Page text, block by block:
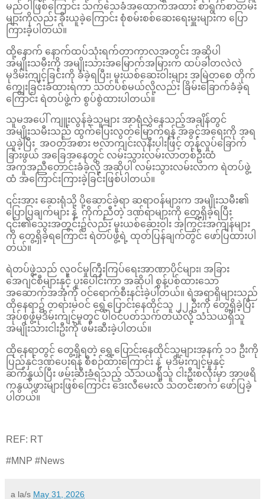
မည်ဝါဖြစ်ကြောင်း သက်သေခံအထောက်အထား စာရွက်စာတမ်း
များကိုလည်း ခိုးယူခဲ့ကြောင်း စုံစမ်းစစ်ဆေးရေးမှူးများက ပြော
ကြားခဲ့ပါတယ်။
ထို့နောက် နောက်ထပ်သုံးရက်တာကာလအတွင်း အဆိုပါ
အမျိုးသမီးကို အမျိုးသားအမြောက်အမြားက ထပ်ခါတလဲလဲ
မုဒိမ်းကျင့်ခြင်းကို ခံခဲ့ရပြီး၊ မူးယစ်ဆေးဝါးများ အမြဲတစေ တိုက်
ကျွေးခြင်းခံထားရကာ သတ်ပစ်မယ်လို့လည်း ခြိမ်းခြောက်ခံခဲ့ရ
ကြောင်း ရဲတပ်ဖွဲ့က စွပ်စွဲထားပါတယ်။
သူမအပေါ် ကျူးလွန်ခဲ့သူများ အာရုံလွှဲနေသည့်အချိန်တွင်
အမျိုးသမီးသည် ထွက်ပြေးလွတ်မြောက်ရန် အခွင့်အရေးကို အရ
ယူခဲ့ပြီး အဝတ်အစား ဗလာကျင်းလုနီးပါးဖြင့် တုန်လှုပ်ခြောက်
ခြားဖွယ် အခြေအနေတွင် လမ်းသွားလမ်းလာတစ်ဦးထံ
အကူအညီတောင်းခံခဲ့လို့ အဆိုပါ လမ်းသွားလမ်းလာက ရဲတပ်ဖွဲ့
ထံ အကြောင်းကြားခဲ့ခြင်းဖြစ်ပါတယ်။
၎င်းအား ဆေးရုံသို့ ပို့ဆောင်ခဲ့ရာ ဆရာဝန်များက အမျိုးသမီး၏
ပြောပြချက်များ နဲ့ ကိုက်ညီတဲ့ ဒဏ်ရာများကို တွေ့ရှိခဲ့ရပြီး
၎င်း၏သွေးအတွင်း၌လည်း မူးယစ်ဆေးဝါး အကြွင်းအကျန်များ
ကို တွေ့ရှိခဲ့ရကြောင်း ရဲတပ်ဖွဲ့ရဲ့ ထုတ်ပြန်ချက်တွင် ဖော်ပြထားပါ
တယ်။
ရဲတပ်ဖွဲ့သည် လူဝင်မှုကြီးကြပ်ရေးအာဏာပိုင်များ၊ အခြား
အေဂျင်စီများနှင့် ပူးပေါင်းကာ အဆိုပါ စွန့်ပစ်ထားသော
အဆောက်အအုံကို ဝင်ရောက်စီးနင်းခဲ့ပါတယ်။ ရဲအရာရှိများသည်
ထိုနေရာ၌ တရားမဝင် ရွှေ့ပြောင်းနေထိုင်သူ ၂၂ ဦးကို တွေ့ရှိခဲ့ပြီး
အုပ်စုဖွဲ့မုဒိမ်းကျင့်မှုတွင် ပါဝင်ပတ်သက်တယ်လို့ သံသယရှိသူ
အမျိုးသားငါးဦးကို ဖမ်းဆီးခဲ့ပါတယ်။
ထိုနေရာတွင် တွေ့ရှိရတဲ့ ရွှေ့ပြောင်းနေထိုင်သူများအနက် ၁၁ ဦးကို
ပြည်နှင်ဒဏ်ပေးရန် စီစဉ်ထားကြောင်း နဲ့ မုဒိမ်းကျင့်မှုနှင့်
ဆက်နွှယ်ပြီး ဖမ်းဆီးခံရသည့် သံသယရှိသူ ငါးဦးစလုံးမှာ အာဖရိ
ကနွယ်ဖွားများဖြစ်ကြောင်း ဒေးလီမေးလ် သတင်းစာက ဖော်ပြခဲ့
ပါတယ်။
REF: RT
#MNP #News
a la/s May 31, 2026